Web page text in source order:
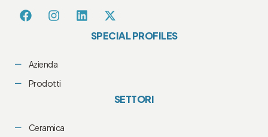
SPECIAL PROFILES
Azienda
Prodotti
SETTORI
Ceramica